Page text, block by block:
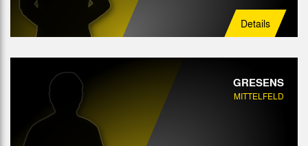
Details
GRESENS
MITTELFELD